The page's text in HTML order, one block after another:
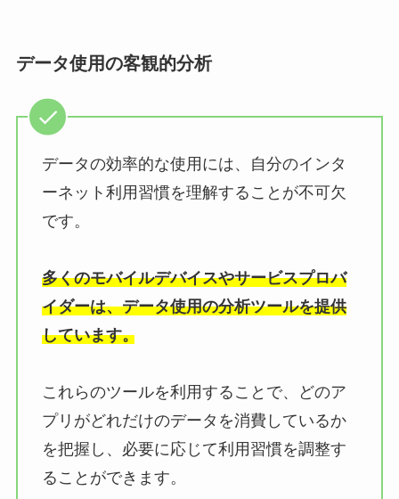
データ使用の客観的分析
データの効率的な使用には、自分のインタ
ーネット利用習慣を理解することが不可欠
です。
多くのモバイルデバイスやサービスプロバ
イダーは、データ使用の分析ツールを提供
しています。
これらのツールを利用することで、どのア
プリがどれだけのデータを消費しているか
を把握し、必要に応じて利用習慣を調整す
ることができます。